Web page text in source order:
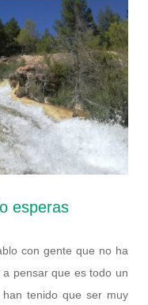
esperas
con gente que no ha
pensar que es todo un
tenido que ser muy